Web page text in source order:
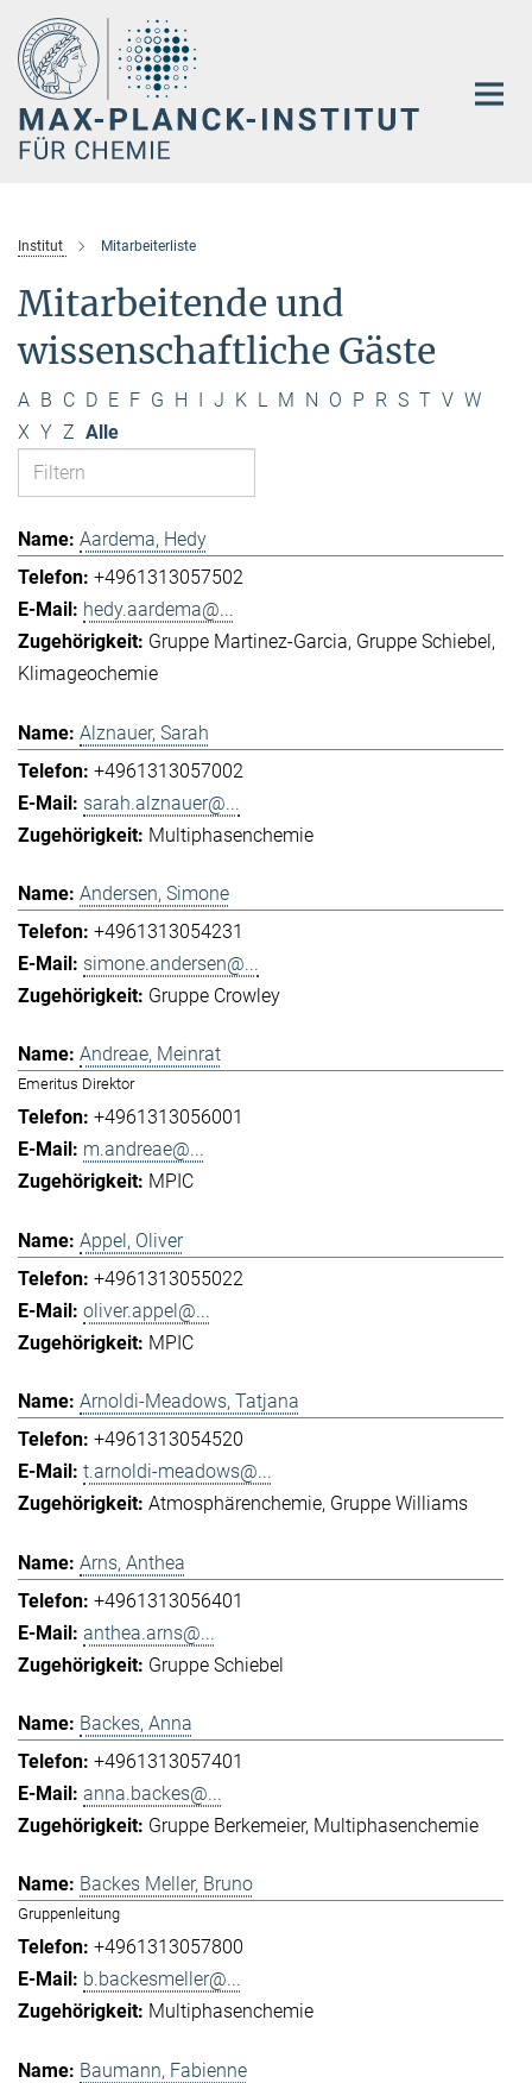
Hauptinhalt
Institut Mitarbeiterliste
Mitarbeitende und
wissenschaftliche Gäste
A B C D E F G H I J K L M N O P R S T V W
X Y Z Alle
Aardema, Hedy
+4961313057502
hedy.aardema@...
Gruppe Martinez-Garcia Gruppe Schiebel
Klimageochemie
Alznauer, Sarah
+4961313057002
sarah.alznauer@...
Multiphasenchemie
Andersen, Simone
+4961313054231
simone.andersen@...
Gruppe Crowley
Andreae, Meinrat
Emeritus Direktor
+4961313056001
m.andreae@...
MPIC
Appel, Oliver
+4961313055022
oliver.appel@...
MPIC
Arnoldi-Meadows, Tatjana
+4961313054520
t.arnoldi-meadows@...
Atmosphärenchemie Gruppe Williams
Arns, Anthea
+4961313056401
anthea.arns@...
Gruppe Schiebel
Backes, Anna
+4961313057401
anna.backes@...
Gruppe Berkemeier Multiphasenchemie
Backes Meller, Bruno
Gruppenleitung
+4961313057800
b.backesmeller@...
Multiphasenchemie
Baumann, Fabienne